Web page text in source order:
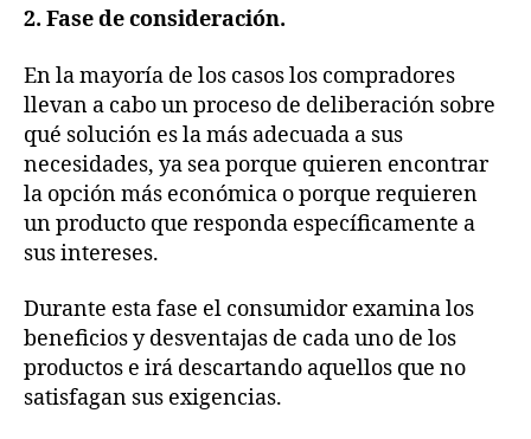
2. Fase de consideración.
En la mayoría de los casos los compradores
llevan a cabo un proceso de deliberación sobre
qué solución es la más adecuada a sus
necesidades, ya sea porque quieren encontrar
la opción más económica o porque requieren
un producto que responda específicamente a
sus intereses.
Durante esta fase el consumidor examina los
beneficios y desventajas de cada uno de los
productos e irá descartando aquellos que no
satisfagan sus exigencias.